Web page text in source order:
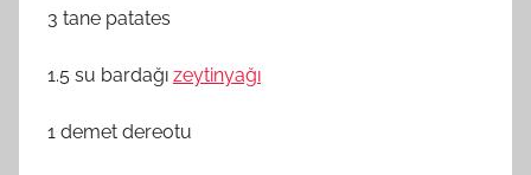
3 tane patates
1.5 su bardağı zeytinyağı
1 demet dereotu